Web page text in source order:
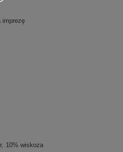
imprezę
10% wiskoza